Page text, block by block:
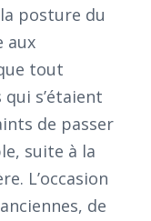
posture du
aux
tout
s’étaient
de passer
suite à la
L’occasion
de